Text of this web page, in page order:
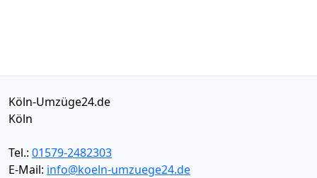
Köln-Umzüge24.de
Köln
Tel.: 01579-2482303
E-Mail: info@koeln-umzuege24.de